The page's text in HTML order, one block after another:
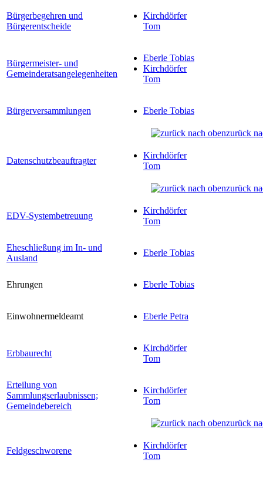
Bürgerbegehren und
Bürgerentscheide
Kirchdörfer
Tom
Bürgermeister- und
Gemeinderatsangelegenheiten
Eberle Tobias
Kirchdörfer
Tom
Bürgerversammlungen Eberle Tobias
zurück
Datenschutzbeauftragter
Kirchdörfer
Tom
zurück
EDV-Systembetreuung
Kirchdörfer
Tom
Eheschließung im In- und
Ausland
Eberle Tobias
Ehrungen Eberle Tobias
Einwohnermeldeamt Eberle Petra
Erbbaurecht
Kirchdörfer
Tom
Erteilung von
Sammlungserlaubnissen;
Gemeindebereich
Kirchdörfer
Tom
zurück
Feldgeschworene
Kirchdörfer
Tom